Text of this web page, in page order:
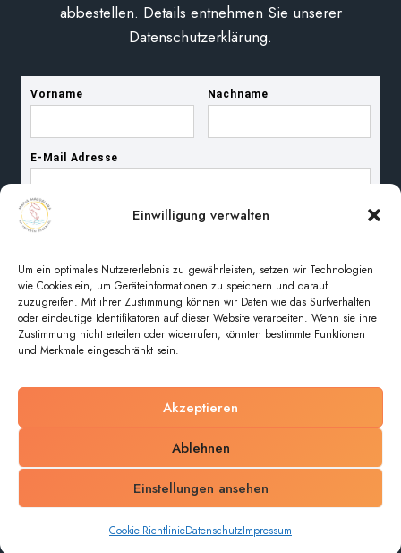
Einwilligung verwalten
Um ein optimales Nutzererlebnis zu gewährleisten, setzen wir Technologien
wie Cookies ein, um Geräteinformationen zu speichern und darauf
zuzugreifen. Mit ihrer Zustimmung können wir Daten wie das Surfverhalten
oder eindeutige Identifikatoren auf dieser Website verarbeiten. Wenn sie ihre
Zustimmung nicht erteilen oder widerrufen, könnten bestimmte Funktionen
und Merkmale eingeschränkt sein.
Akzeptieren
Ablehnen
Einstellungen ansehen
Cookie-RichtlinieDatenschutzImpressum
abbestellen. Details entnehmen Sie unserer
Datenschutzerklärung.
© 2026 Pfarreiengemeinschaft Maria Magdalena im
unteren Regental
Impressum Datenschutz Cookie-Richtlinie